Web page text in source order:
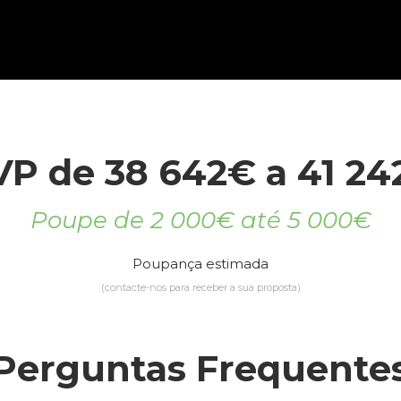
de 38 642€ a 41
Poupe de 2 000€ até 5 000€
Poupança estimada
(contacte-nos para receber a sua proposta)